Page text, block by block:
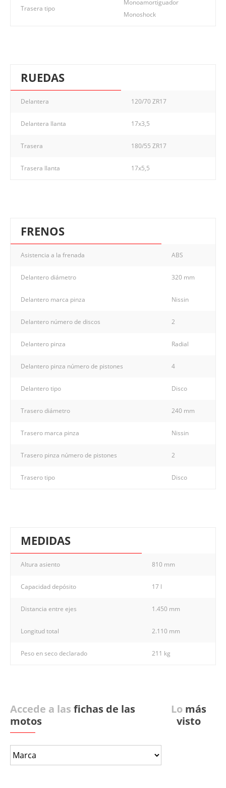
Trasera tipo
Monoamortiguador
Monoshock
RUEDAS
Delantera 120/70 ZR17
Delantera llanta 17x3,5
Trasera 180/55 ZR17
Trasera llanta 17x5,5
FRENOS
Asistencia a la frenada ABS
Delantero diámetro 320 mm
Delantero marca pinza Nissin
Delantero número de discos 2
Delantero pinza Radial
Delantero pinza número de pistones 4
Delantero tipo Disco
Trasero diámetro 240 mm
Trasero marca pinza Nissin
Trasero pinza número de pistones 2
Trasero tipo Disco
MEDIDAS
Altura asiento 810 mm
Capacidad depósito 17 l
Distancia entre ejes 1.450 mm
Longitud total 2.110 mm
Peso en seco declarado 211 kg
Accede a las fichas de las
motos
Lo más
visto